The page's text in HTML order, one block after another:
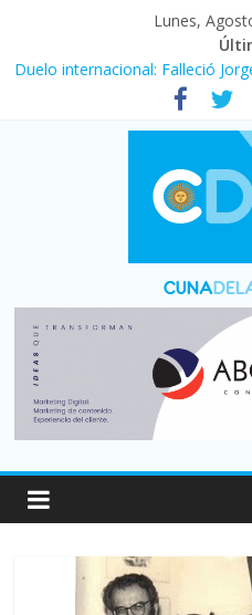
Lunes,
Duelo internacional: Falleció
El consumo sigue frenado: las
julio y acumulan siete meses en
Newell’s cayó 2 a 1 ante
por la cuarta fecha del Clausura
El agro argentino logró un
el primer semestre de 2026
La construcción cayó 4,1% en